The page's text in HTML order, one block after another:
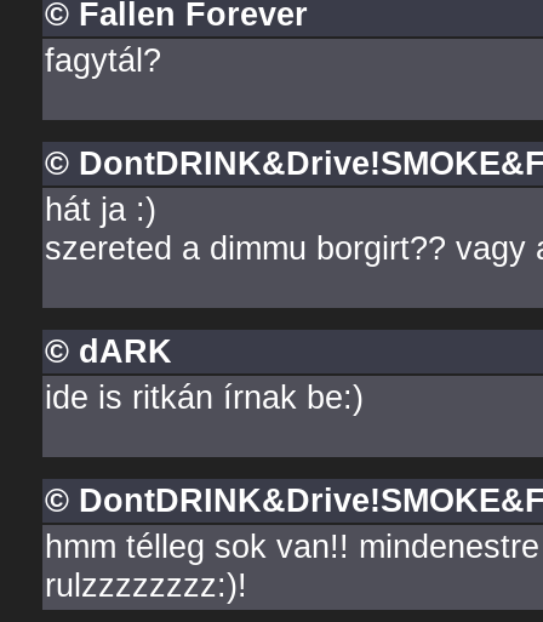
© Fallen Forever
fagytál?
©
hát ja :)
szereted a dimmu borgirt?? vagy
© dARK
ide is ritkán írnak be:)
©
hmm télleg sok van!!
rulzzzzzzzz:)!